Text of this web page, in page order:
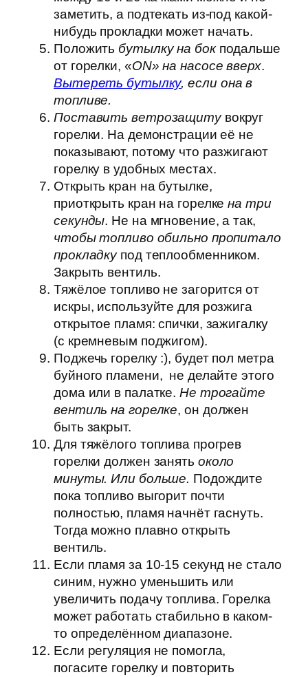
заметить, а подтекать из-под какой-
нибудь прокладки может начать.
Положить бутылку на бокподальше
от горелки, «ON» на насосе вверх.
Вытереть бутылку, если она в
топливе.
Поставить ветрозащитувокруг
горелки. На демонстрации её не
показывают, потому что разжигают
горелку в удобных местах.
Открыть кран на бутылке,
приоткрыть кран на горелкена три
секунды. Не на мгновение, а так,
чтобы топливо обильно пропитало
прокладкупод теплообменником.
Закрыть вентиль.
Тяжёлое топливо не загорится от
искры, используйте для розжига
открытое пламя: спички, зажигалку
(с кремневым поджигом).
Поджечь горелку :), будет пол метра
буйного пламени, не делайте этого
дома или в палатке. Не трогайте
вентиль на горелке, он должен
быть закрыт.
Для тяжёлого топлива прогрев
горелки должен занять около
минуты. Или больше. Подождите
пока топливо выгорит почти
полностью, пламя начнёт гаснуть.
Тогда можно плавно открыть
вентиль.
Если пламя за 10-15 секунд не стало
синим, нужно уменьшить или
увеличить подачу топлива. Горелка
может работать стабильно в каком-
то определённом диапазоне.
Если регуляция не помогла,
погасите горелку и повторить